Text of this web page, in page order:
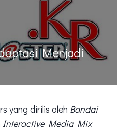
Menjadi
yang dirilis oleh Bandai
Interactive Media Mix